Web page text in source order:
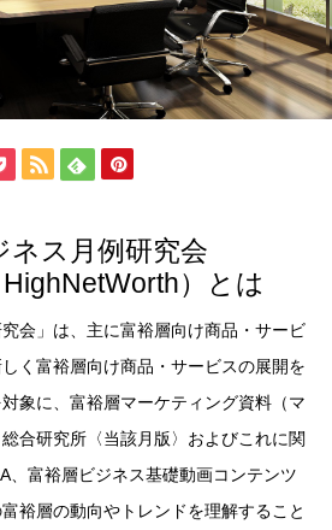
ネス月例研究会
HighNetWorth）とは
究会」は、主に富裕層向け商品・サービ
く富裕層向け商品・サービスの展開を
象に、富裕層マーケティング資料（マ
合研究所〈当該月版〉およびこれに関
、富裕層ビジネス基礎動画コンテンツ
裕層の動向やトレンドを理解すること